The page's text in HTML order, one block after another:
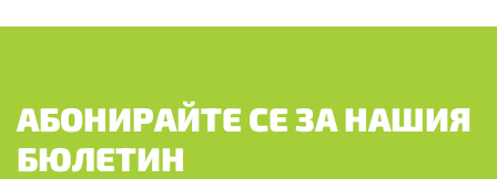
АБОНИРАЙТЕ СЕ ЗА НАШИЯ
БЮЛЕТИН